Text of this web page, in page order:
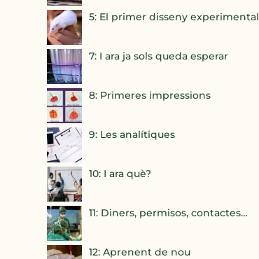
5: El primer disseny experimental
7: I ara ja sols queda esperar
8: Primeres impressions
9: Les analítiques
10: I ara què?
11: Diners, permisos, contactes…
12: Aprenent de nou